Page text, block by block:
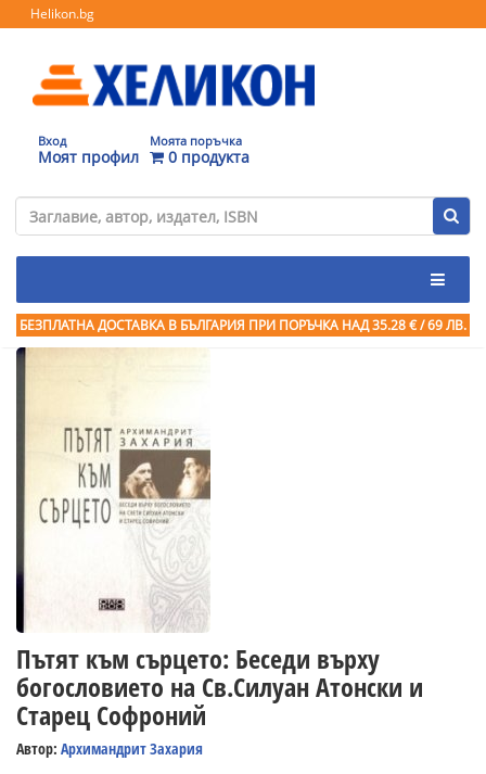
Helikon.bg
Вход
Моят профил
Моята поръчка
0 продукта
БЕЗПЛАТНА ДОСТАВКА В БЪЛГАРИЯ ПРИ ПОРЪЧКА НАД 35.28 € / 69 ЛВ.
Пътят към сърцето: Беседи върху
богословието на Св.Силуан Атонски и
Старец Софроний
Автор: Архимандрит Захария